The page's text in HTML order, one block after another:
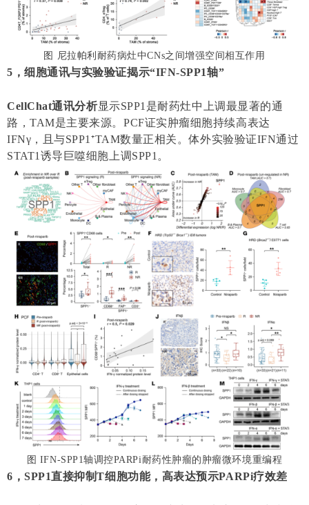
图 尼拉帕利耐药病灶中CNs之间增强空间相互作用
5，细胞通讯与实验验证揭示“IFN-SPP1轴”
CellChat通讯分析显示SPP1是耐药灶中上调最显著的通
路，TAM是主要来源。PCF证实肿瘤细胞持续高表达
IFNγ，且与SPP1⁺TAM数量正相关。体外实验验证IFN通过
STAT1诱导巨噬细胞上调SPP1。
图 IFN-SPP1轴调控PARPi耐药性肿瘤的肿瘤微环境重编程
6，SPP1直接抑制T细胞功能，高表达预示PARPi疗效差